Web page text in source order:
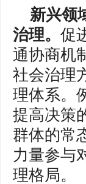
新兴领
治理。 促
通协商机
社会治理
理体系。
提高决策
群体的常
力量参与
理格局。